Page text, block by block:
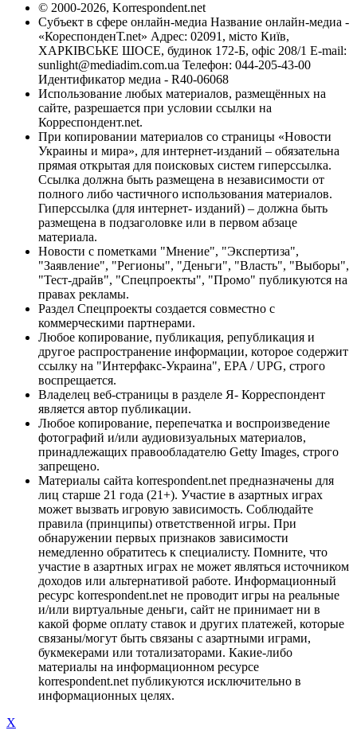
© 2000-2026, Korrespondent.net
Субъект в сфере онлайн-медиа Название онлайн-медиа -
«КореспонденТ.net» Адрес: 02091, місто Київ,
ХАРКІВСЬКЕ ШОСЕ, будинок 172-Б, офіс 208/1 E-mail:
sunlight@mediadim.com.ua Телефон: 044-205-43-00
Идентификатор медиа - R40-06068
Использование любых материалов, размещённых на
сайте, разрешается при условии ссылки на
Корреспондент.net.
При копировании материалов со страницы «Новости
Украины и мира», для интернет-изданий – обязательна
прямая открытая для поисковых систем гиперссылка.
Ссылка должна быть размещена в независимости от
полного либо частичного использования материалов.
Гиперссылка (для интернет- изданий) – должна быть
размещена в подзаголовке или в первом абзаце
материала.
Новости с пометками "Мнение", "Экспертиза",
"Заявление", "Регионы", "Деньги", "Власть", "Выборы",
"Тест-драйв", "Спецпроекты", "Промо" публикуются на
правах рекламы.
Раздел Спецпроекты создается совместно с
коммерческими партнерами.
Любое копирование, публикация, републикация и
другое распространение информации, которое содержит
ссылку на "Интерфакс-Украина", EPA / UPG, строго
воспрещается.
Владелец веб-страницы в разделе Я- Корреспондент
является автор публикации.
Любое копирование, перепечатка и воспроизведение
фотографий и/или аудиовизуальных материалов,
принадлежащих правообладателю Getty Images, строго
запрещено.
Материалы сайта korrespondent.net предназначены для
лиц старше 21 года (21+). Участие в азартных играх
может вызвать игровую зависимость. Соблюдайте
правила (принципы) ответственной игры. При
обнаружении первых признаков зависимости
немедленно обратитесь к специалисту. Помните, что
участие в азартных играх не может являться источником
доходов или альтернативой работе. Информационный
ресурс korrespondent.net не проводит игры на реальные
и/или виртуальные деньги, сайт не принимает ни в
какой форме оплату ставок и других платежей, которые
связаны/могут быть связаны с азартными играми,
букмекерами или тотализаторами. Какие-либо
материалы на информационном ресурсе
korrespondent.net публикуются исключительно в
информационных целях.
X